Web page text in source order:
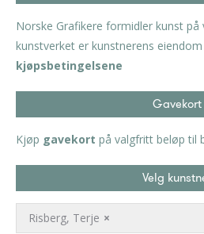
Norske Grafikere formidler kunst
kunstverket er kunstnerens
kjøpsbetingelsene
Gavekort
Kjøp gavekort på valgfritt beløp til
Velg
×
Risberg, Terje